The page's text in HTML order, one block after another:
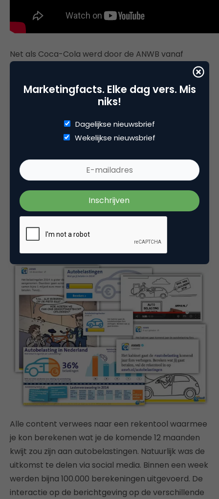
Net als Coca-Cola werd door de ANWB vanaf
Prinsjesdag, en eigenlijk al in de weken ervoor,
gewerkt aan een strategisch contentplan om via
social media de publieke opinie te bewerken en
daarmee de politieke besluitvorming te
beïnvloeden. Naast het gebruikelijke lobbyen in Den
Haag werden sociale media een nieuw onderdeel
Met behulp van infographics, bovenstaande video,
cartoons, visuals, promoted tweets en Facebook-
ads werd de Nederlandse automobilist bewust
gemaakt van de lastenverhoging. Belasting bestaat
namelijk niet alleen uit wegenbelasting. Ook
opcenten, accijns op brandstof, etc. moeten
Alle content verwees naar een rekentool waarmee
je kon berekenen wat je de komende 12 maanden
kwijt zou zijn aan autobelastingen. Natuurlijk was de
uitkomst te delen via social media. Binnen een week
werden bijna 100.000 berekeningen uitgevoerd. De
interactie op de berichtgeving op de verschillende
Marketingfacts. Elke dag vers. Mis
niks!
Dagelijkse nieuwsbrief
Wekelijkse nieuwsbrief